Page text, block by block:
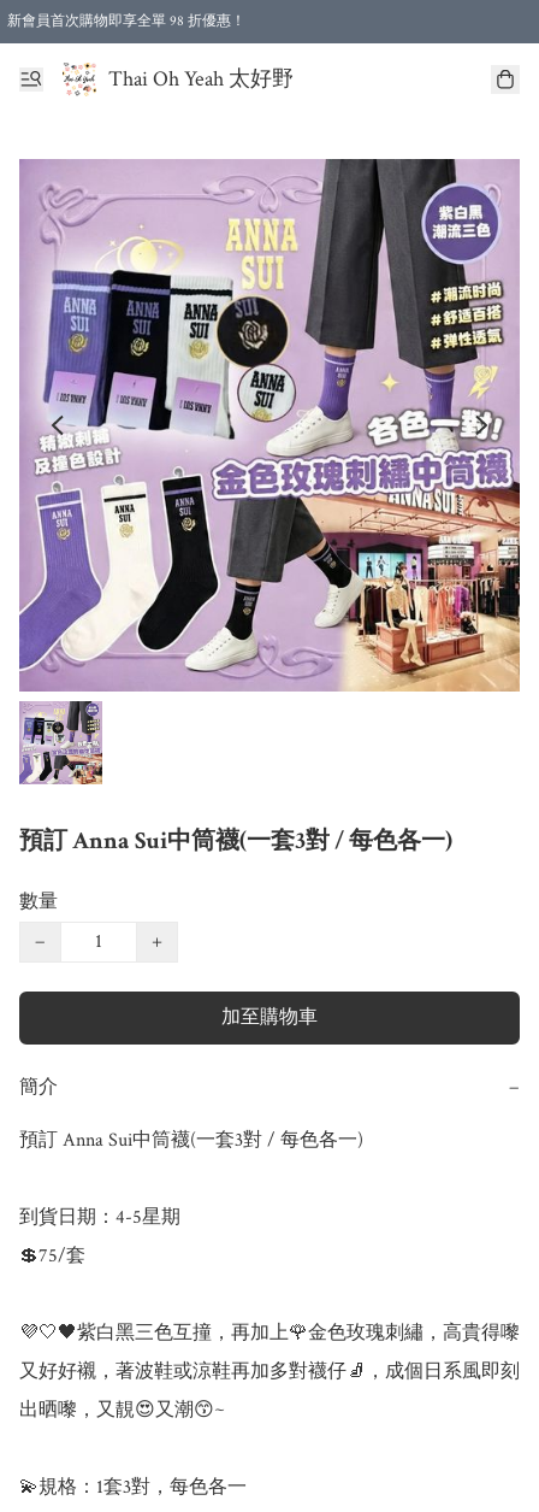
新會員首次購物即享全單 98 折優惠！
特選會員可享全單低至 96 折優惠！
Thai Oh Yeah 太好野
預訂 Anna Sui中筒襪(一套3對 / 每色各一)
數量
−
+
加至購物車
簡介 −
預訂 Anna Sui中筒襪(一套3對 / 每色各一)
到貨日期：4-5星期
💲75/套
💜🤍🖤紫白黑三色互撞，再加上🌹金色玫瑰刺繡，高貴得嚟
又好好襯，著波鞋或涼鞋再加多對襪仔🧦，成個日系風即刻
出晒嚟，又靚😍又潮😙~
💫規格：1套3對，每色各一